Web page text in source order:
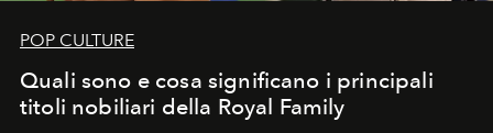
POP CULTURE
Quali sono e cosa significano i principali
titoli nobiliari della Royal Family